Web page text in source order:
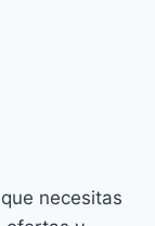
necesitas